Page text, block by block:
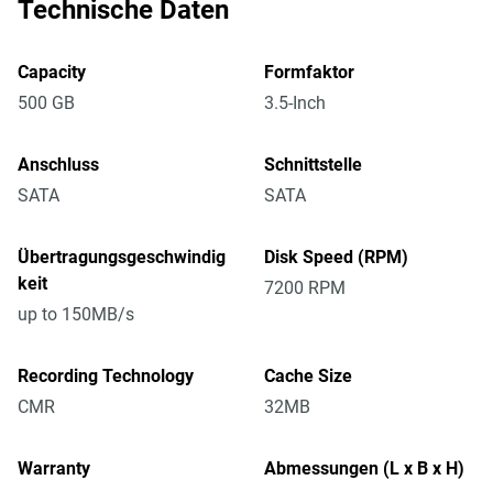
Technische Daten
Capacity
500 GB
Formfaktor
3.5-Inch
Anschluss
SATA
Schnittstelle
SATA
Übertragungsgeschwindig
keit
up to 150MB/s
Disk Speed (RPM)
7200 RPM
Recording Technology
CMR
Cache Size
32MB
Warranty
Abmessungen (L x B x H)